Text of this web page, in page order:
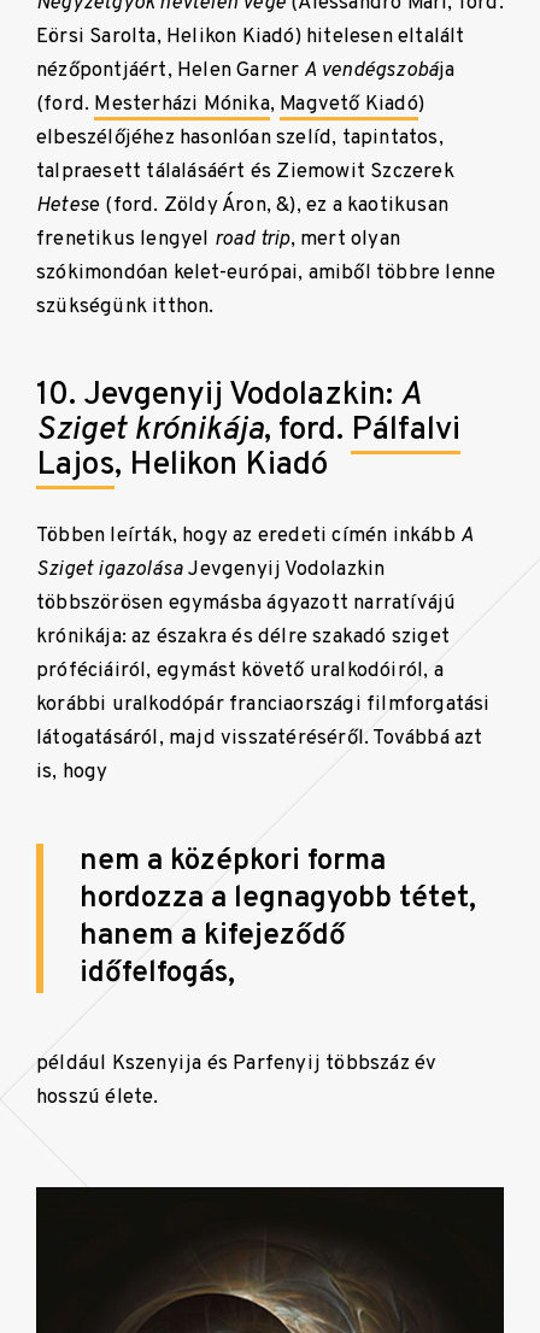
Eörsi Sarolta, Helikon Kiadó) hitelesen eltalált
nézőpontjáért, Helen Garner A vendégszobája
(ford. Mesterházi Mónika, Magvető Kiadó)
elbeszélőjéhez hasonlóan szelíd, tapintatos,
talpraesett tálalásáért és Ziemowit Szczerek
Hetese (ford. Zöldy Áron, &), ez a kaotikusan
frenetikus lengyel road trip, mert olyan
szókimondóan kelet-európai, amiből többre lenne
szükségünk itthon.
10. Jevgenyij Vodolazkin: A
Sziget krónikája, ford. Pálfalvi
Lajos, Helikon Kiadó
Többen leírták, hogy az eredeti címén inkább A
Sziget igazolásaJevgenyij Vodolazkin
többszörösen egymásba ágyazott narratívájú
krónikája: az északra és délre szakadó sziget
próféciáiról, egymást követő uralkodóiról, a
korábbi uralkodópár franciaországi filmforgatási
látogatásáról, majd visszatéréséről. Továbbá azt
is, hogy
nem a középkori forma
hordozza a legnagyobb tétet,
hanem a kifejeződő
időfelfogás,
például Kszenyija és Parfenyij többszáz év
hosszú élete.